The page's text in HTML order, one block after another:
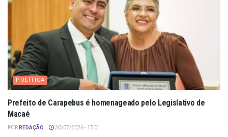
POLÍTICA
Prefeito de Carapebus é homenageado pelo Legislativo de
Macaé
POR REDAÇÃO 30/07/2026 - 17:01